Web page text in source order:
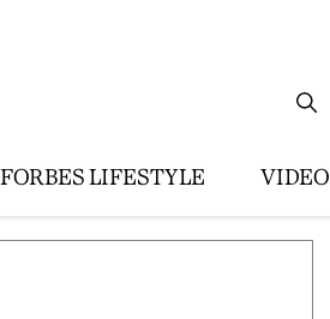
FORBES LIFESTYLE VIDEO